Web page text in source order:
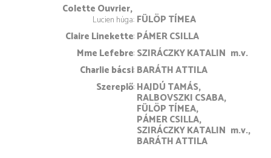
Colette Ouvrier
Lucien húga FÜLÖP TÍMEA
Claire Linekette PÁMER CSILLA
Mme Lefebre SZIRÁCZKY KATALIN m.v.
Charlie bácsi BARÁTH ATTILA
Szereplő HAJDÚ TAMÁS
RALBOVSZKI CSABA
FÜLÖP TÍMEA
PÁMER CSILLA
SZIRÁCZKY KATALIN m.v.
BARÁTH ATTILA